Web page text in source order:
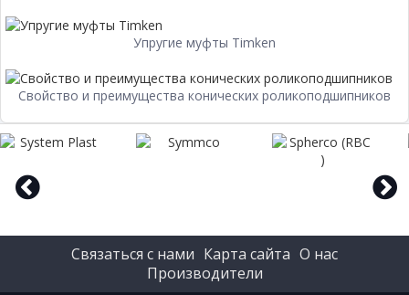
Упругие муфты Timken
Свойство и преимущества конических роликоподшипников
Связаться с нами Карта сайта О нас
Производители